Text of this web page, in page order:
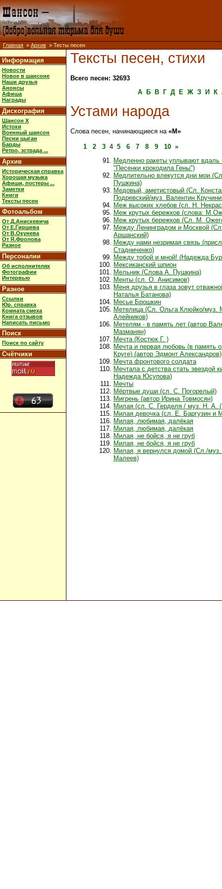
Главная » Архив » Тесты песен
Информация
Новости
Новое в шансоне
Наши друзья
Анонсы
Афиша
Награды
Дискография
Шансон X
Истоки
Военный шансон
Песни цыган
Барды
Ретро, эстрада ...
Архив
Историческая справка
Хорошая музыка
Афиши, постеры ...
Заметки
Книги
Тексты песен
Фотоальбом
От Д.Анискевича
От Е.Гиршева
От В.Окунева
От Я.Фролова
Разное
Персоналии
Об исполнителях
Фотографии
Интервью
Разное
Ссылки
Юр. справка
Комната смеха
Книга отзывов
Написать письмо
Поиск
Поиск по сайту
Счётчики
Тексты песен, стихи
Всего песен: 32693
А
Б В Г Д Е Ж З И К
Устами народа
Слова песен, начинающиеся на «М»
1 2 3 4 5 6 7 8 9 10 »
Медленно ракеты уплывают вдаль
"Песенки крокодила Гены")
Медлительно влекутся дни мои
Пушкина)
Медовый, аметистовый (Сл.
Подревский/муз. Валентин
Меж высоких хлебов (сл. Н.
Меж крутых бережков (слова:
Меж крутых бережков (Сл. М.
Между Ленинградом и Москвой
Аршанский)
Между нами незримая связь
Стадниченко)
Между тобой и мной! (Надежда
Мексиканский шпион
Мельник (Слова А. Пушкина)
Менты (сл. О. Анисимов)
Меня друзья в глаза зовут
Наталья Батанова)
Месье Брошкин
Метелица (Сл. Ольга Клюйко/муз.
Алейников)
Метелям - в память лет (автор
Мазманян)
Мечта (Костюк Г. )
Мечта и первая любовь (в память
Круге) (автор Эдмонт Александров)
Мечта фронтового солдата
Мечтала с детства стать звездой
Надежда Юсупова)
Мечты
Мёртвые души (сл. С. Погорелый)
Мигрень (автор Ирина Товмосян)
Милая (сл. С. Герделя / муз. Н. А.
Милая девочка (сл. Е. Баргузин и
Милая, любимая, далёкая
Милая, любимая, далёкая
Милая, не бойся, я не груб
Милая, не бойся, я не груб
Милая, я вернулся домой (Сл./
Малеев)